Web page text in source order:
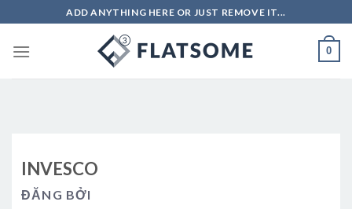
to
content
ADD ANYTHING HERE OR JUST REMOVE IT...
0
INVESCO
ĐĂNG BỞI